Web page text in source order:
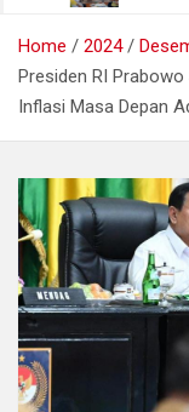
Home 2024
Presiden RI
Inflasi Masa Depan